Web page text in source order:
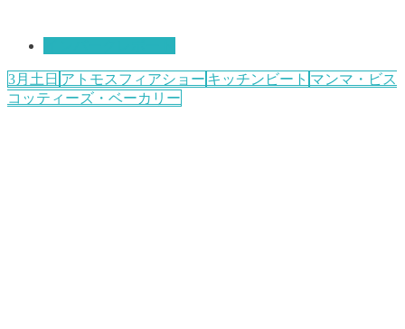
3月土日 アトモスフィアショー キッチンビート マンマ・ビス
コッティーズ・ベーカリー